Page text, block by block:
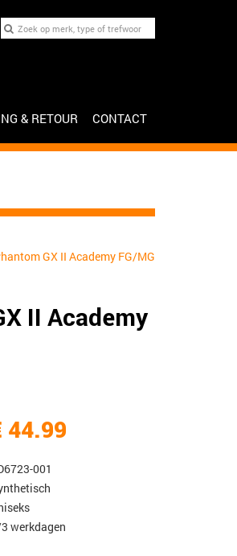
& RETOUR CONTACT
GX II Academy FG/MG
II Academy
44.99
001
werkdagen